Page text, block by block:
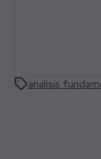
analisis